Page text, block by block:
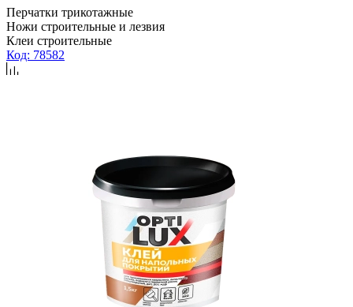
Перчатки трикотажные
Ножи строительные и лезвия
Клеи строительные
Код: 78582